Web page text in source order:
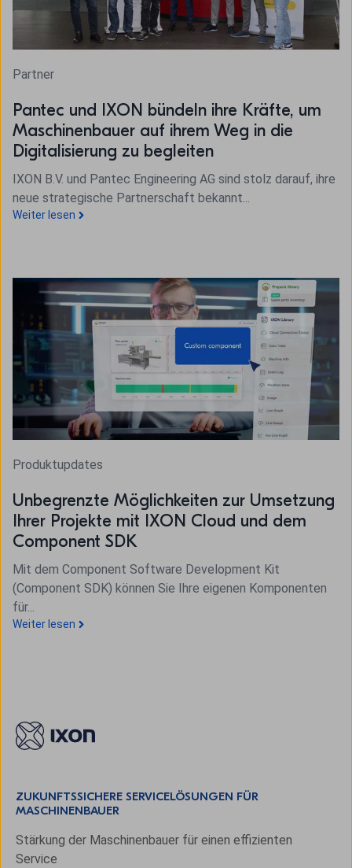
Partner
Pantec und IXON bündeln ihre Kräfte, um
Maschinenbauer auf ihrem Weg in die
Digitalisierung zu begleiten
IXON B.V. und Pantec Engineering AG sind stolz darauf, ihre
neue strategische Partnerschaft bekannt...
Weiter lesen
Produktupdates
Unbegrenzte Möglichkeiten zur Umsetzung
Ihrer Projekte mit IXON Cloud und dem
Component SDK
Mit dem Component Software Development Kit
(Component SDK) können Sie Ihre eigenen Komponenten
für...
Weiter lesen
ZUKUNFTSSICHERE SERVICELÖSUNGEN FÜR
MASCHINENBAUER
Stärkung der Maschinenbauer für einen effizienten
Service